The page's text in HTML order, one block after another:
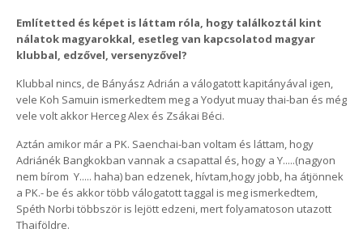
Említetted és képet is láttam róla, hogy találkoztál kint
nálatok magyarokkal, esetleg van kapcsolatod magyar
klubbal, edzővel, versenyzővel?
Klubbal nincs, de Bányász Adrián a válogatott kapitányával igen,
vele Koh Samuin ismerkedtem meg a Yodyut muay thai-ban és még
vele volt akkor Herceg Alex és Zsákai Béci.
Aztán amikor már a PK. Saenchai-ban voltam és láttam, hogy
Adriánék Bangkokban vannak a csapattal és, hogy a Y.....(nagyon
nem bírom Y..... haha) ban edzenek, hívtam,hogy jobb, ha átjönnek
a PK.- be és akkor több válogatott taggal is meg ismerkedtem,
Spéth Norbi többször is lejött edzeni, mert folyamatoson utazott
Thaiföldre.